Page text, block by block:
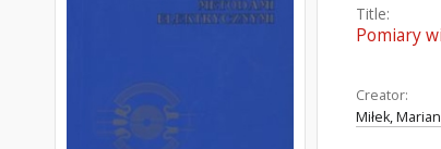
Title:
Pomiary
Creator:
Miłek, Marian